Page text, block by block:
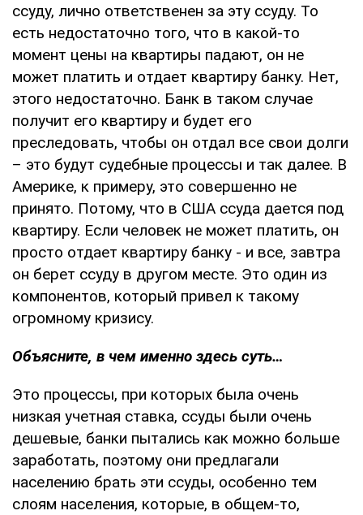
ссуду, лично ответственен за эту ссуду. То
есть недостаточно того, что в какой-то
момент цены на квартиры падают, он не
может платить и отдает квартиру банку. Нет,
этого недостаточно. Банк в таком случае
получит его квартиру и будет его
преследовать, чтобы он отдал все свои долги
– это будут судебные процессы и так далее. В
Америке, к примеру, это совершенно не
принято. Потому, что в США ссуда дается под
квартиру. Если человек не может платить, он
просто отдает квартиру банку - и все, завтра
он берет ссуду в другом месте. Это один из
компонентов, который привел к такому
огромному кризису.
Объясните, в чем именно здесь суть…
Это процессы, при которых была очень
низкая учетная ставка, ссуды были очень
дешевые, банки пытались как можно больше
заработать, поэтому они предлагали
населению брать эти ссуды, особенно тем
слоям населения, которые, в общем-то,